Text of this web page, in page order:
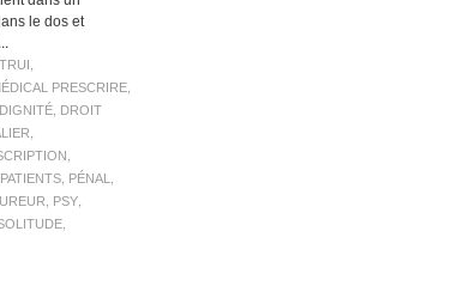
le dos et
,
PRESCRIRE,
DIGNITÉ, DROIT
,
,
PATIENTS, PÉNAL,
, PSY,
,